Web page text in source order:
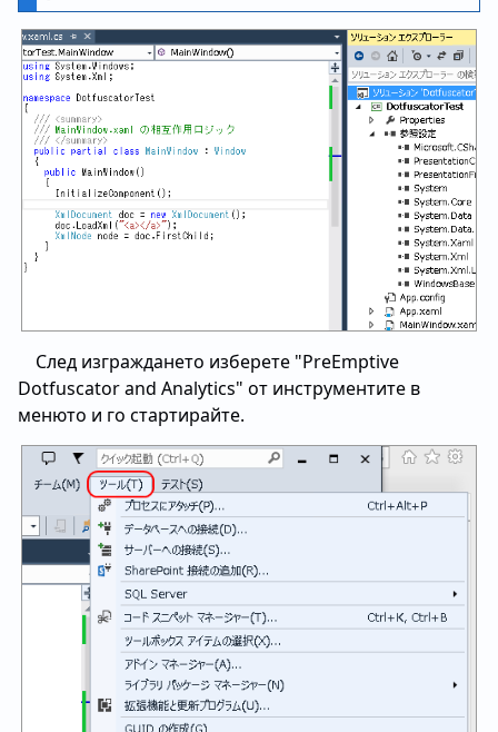
След изграждането изберете "PreEmptive
Dotfuscator and Analytics" от инструментите в
менюто и го стартирайте.